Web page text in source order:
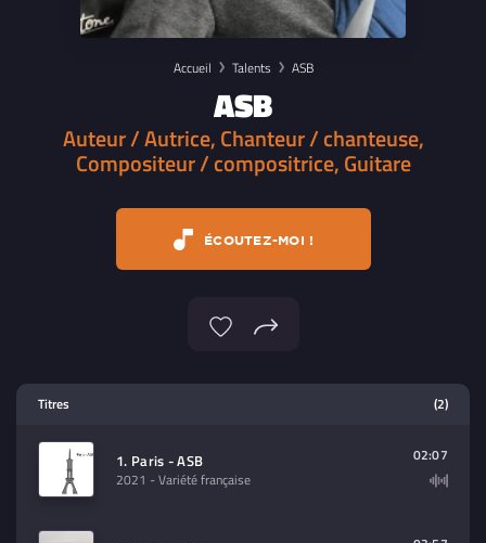
Accueil Talents ASB
ASB
Auteur / Autrice, Chanteur / chanteuse,
Compositeur / compositrice, Guitare
ÉCOUTEZ-MOI !
contenu à lire (audio/video)
Titres (2)
1. Paris - ASB
2021 - Variété française
02:07